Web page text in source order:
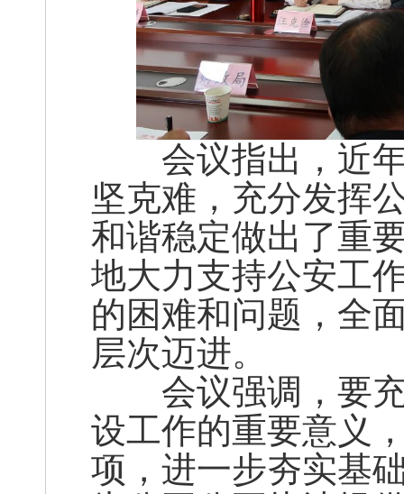
会议指出，近年
坚克难，充分发挥
和谐稳定做出了重
地大力支持公安工
的困难和问题，全
层次迈进。
会议强调，要充
设工作的重要意义
项，进一步夯实基